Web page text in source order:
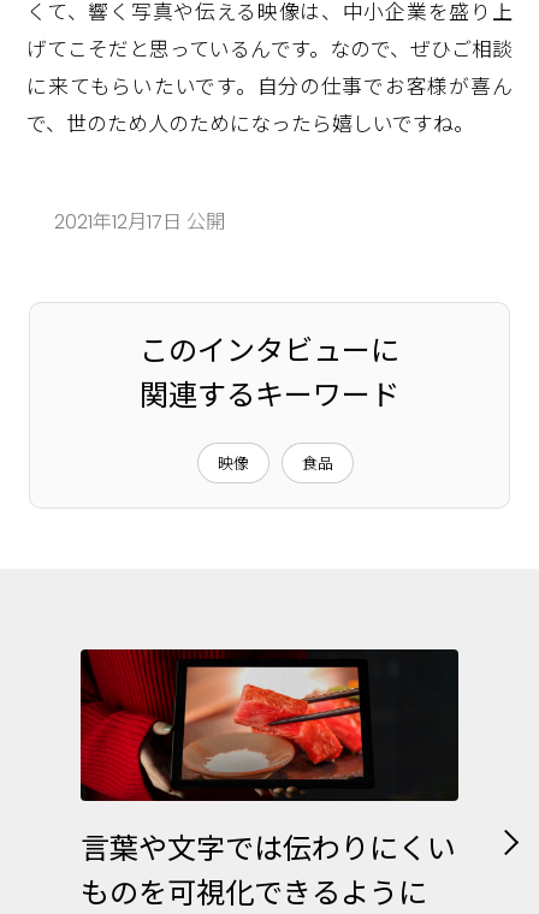
くて、響く写真や伝える映像は、中小企業を盛り上
げてこそだと思っているんです。なので、ぜひご相談
に来てもらいたいです。自分の仕事でお客様が喜ん
で、世のため人のためになったら嬉しいですね。
2021年12月17日 公開
このインタビューに
関連するキーワード
映像 食品
言葉や文字では伝わりにくい
ものを可視化できるように